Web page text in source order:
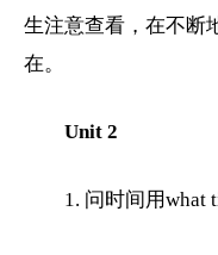
生注意查看，在不断
在。
Unit 2
1. 问时间用what